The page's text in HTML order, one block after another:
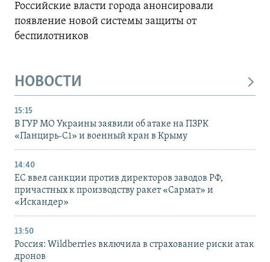
Российские власти города анонсировали
появление новой системы защиты от
беспилотников
НОВОСТИ
15:15
В ГУР МО Украины заявили об атаке на ПЗРК
«Панцирь-С1» и военный кран в Крыму
14:40
ЕС ввел санкции против директоров заводов РФ,
причастных к производству ракет «Сармат» и
«Искандер»
13:50
Россия: Wildberries включила в страхование риски атак
дронов